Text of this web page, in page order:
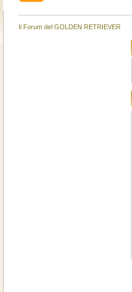
Il Forum del GOLDEN RETRIEVER